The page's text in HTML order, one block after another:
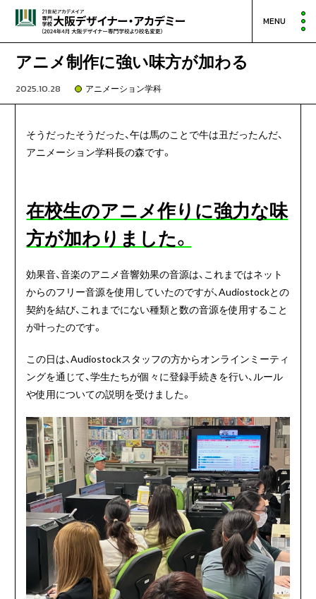
MENU
アニメ制作に強い味方が加わる
2025.10.28 アニメーション学科
そうだったそうだった、午は馬のことで牛は丑だったんだ、
アニメーション学科長の森です。
在校生のアニメ作りに強力な味
方が加わりました。
効果音、音楽のアニメ音響効果の音源は、これまではネット
からのフリー音源を使用していたのですが、Audiostockとの
契約を結び、これまでにない種類と数の音源を使用すること
が叶ったのです。
この日は、Audiostockスタッフの方からオンラインミーティ
ングを通じて、学生たちが個々に登録手続きを行い、ルール
や使用についての説明を受けました。